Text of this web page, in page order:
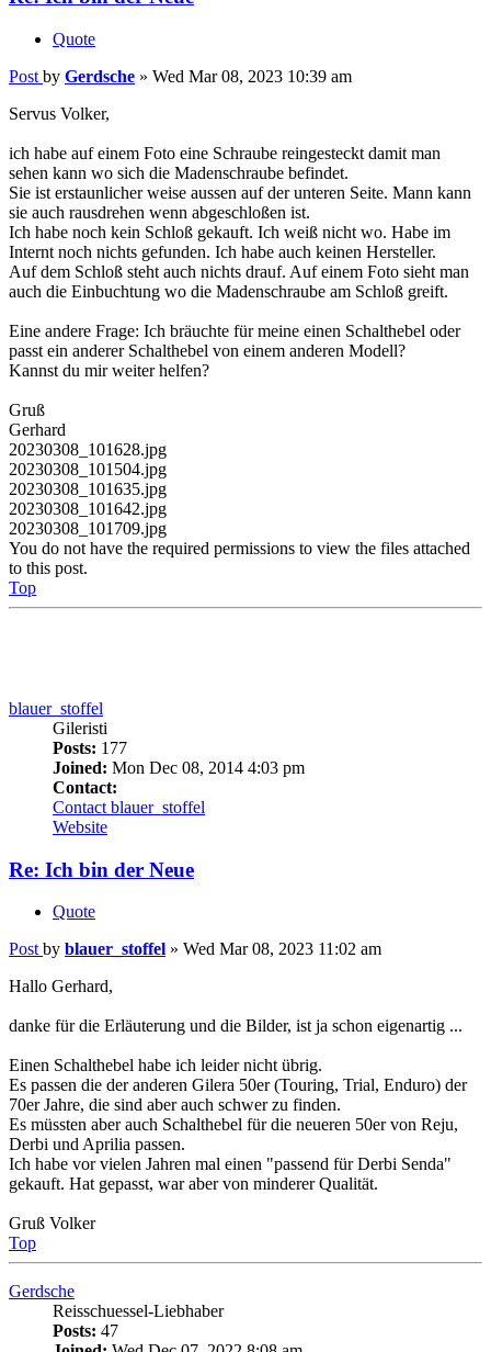
sehen kann wo sich die Madenschraube befindet.
sie auch rausdrehen wenn abgeschloßen ist.
Ich habe noch kein Schloß gekauft. Ich weiß nicht wo. Habe im
Internt noch nichts gefunden. Ich habe auch keinen Hersteller.
Auf dem Schloß steht auch nichts drauf. Auf einem Foto sieht man
auch die Einbuchtung wo die Madenschraube am Schloß greift.
Eine andere Frage: Ich bräuchte für meine einen Schalthebel oder
passt ein anderer Schalthebel von einem anderen Modell?
Gruß
Gerhard
20230308_101504.jpg
20230308_101635.jpg
20230308_101642.jpg
20230308_101709.jpg
You do not have the required permissions to view the files attached
to this post.
Top
blauer_stoffel
Contact blauer_stoffel
Website
Re: Ich bin der Neue
Quote
Hallo Gerhard,
danke für die Erläuterung und die Bilder, ist ja schon eigenartig ...
Einen Schalthebel habe ich leider nicht übrig.
Es passen die der anderen Gilera 50er (Touring, Trial, Enduro) der
70er Jahre, die sind aber auch schwer zu finden.
Es müssten aber auch Schalthebel für die neueren 50er von Reju,
Derbi und Aprilia passen.
Ich habe vor vielen Jahren mal einen "passend für Derbi Senda"
gekauft. Hat gepasst, war aber von minderer Qualität.
Gruß Volker
Top
Gerdsche
Posts:
Re: Ich bin der Neue
Quote